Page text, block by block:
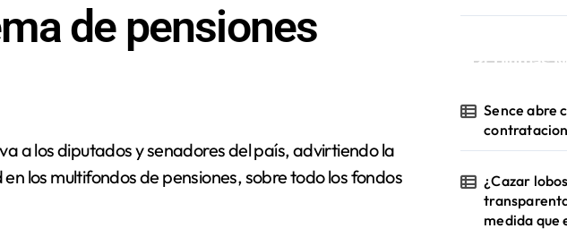
de pensiones
los multifondos de pensiones, sobre todo los fondos
¡Ultimas
Sence abre
¿Cazar
medida que